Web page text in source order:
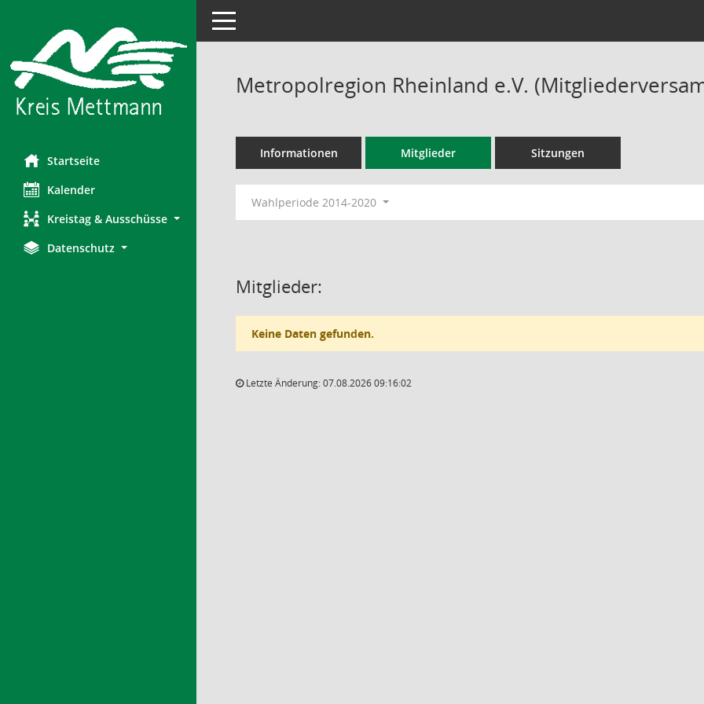
Startseite
Kalender
Kreistag & Ausschüsse
Datenschutz
Toggle navigation
Metropolregion Rheinland e.V.
Informationen Mitglieder Sitzungen
Wahlperiode 2014-2020
Mitglieder:
Keine Daten gefunden.
Letzte Änderung: 07.08.2026 09:16:02